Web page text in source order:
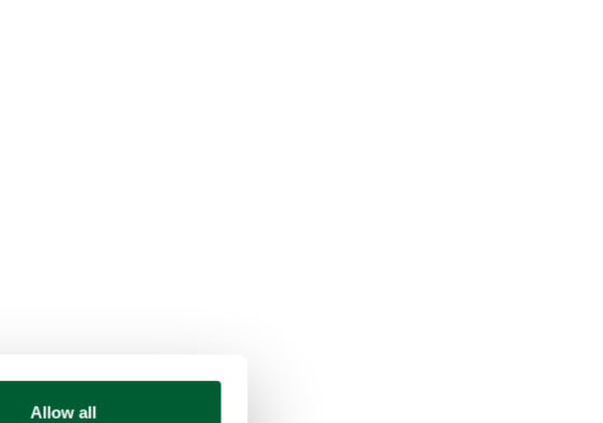
Allow all